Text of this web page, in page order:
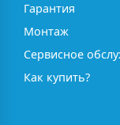
Гарантия
Монтаж
Сервисное
Как купить?